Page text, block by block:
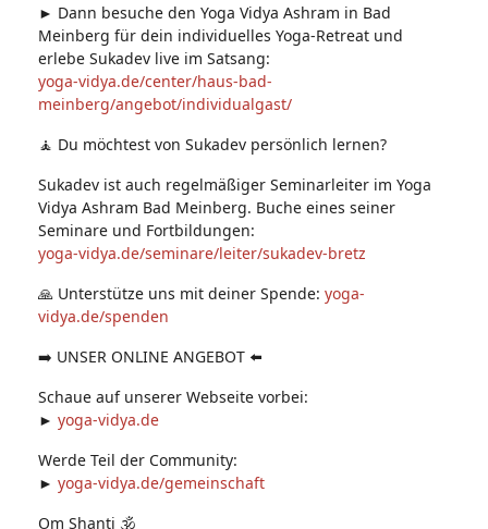
► Dann besuche den Yoga Vidya Ashram in Bad
Meinberg für dein individuelles Yoga-Retreat und
erlebe Sukadev live im Satsang:
yoga-vidya.de/center/haus-bad-
meinberg/angebot/individualgast/
🧘 Du möchtest von Sukadev persönlich lernen?
Sukadev ist auch regelmäßiger Seminarleiter im Yoga
Vidya Ashram Bad Meinberg. Buche eines seiner
Seminare und Fortbildungen:
yoga-vidya.de/seminare/leiter/sukadev-bretz
🙏 Unterstütze uns mit deiner Spende: yoga-
vidya.de/spenden
➡️ UNSER ONLINE ANGEBOT ⬅️
Schaue auf unserer Webseite vorbei:
► yoga-vidya.de
Werde Teil der Community:
► yoga-vidya.de/gemeinschaft
Om Shanti 🕉